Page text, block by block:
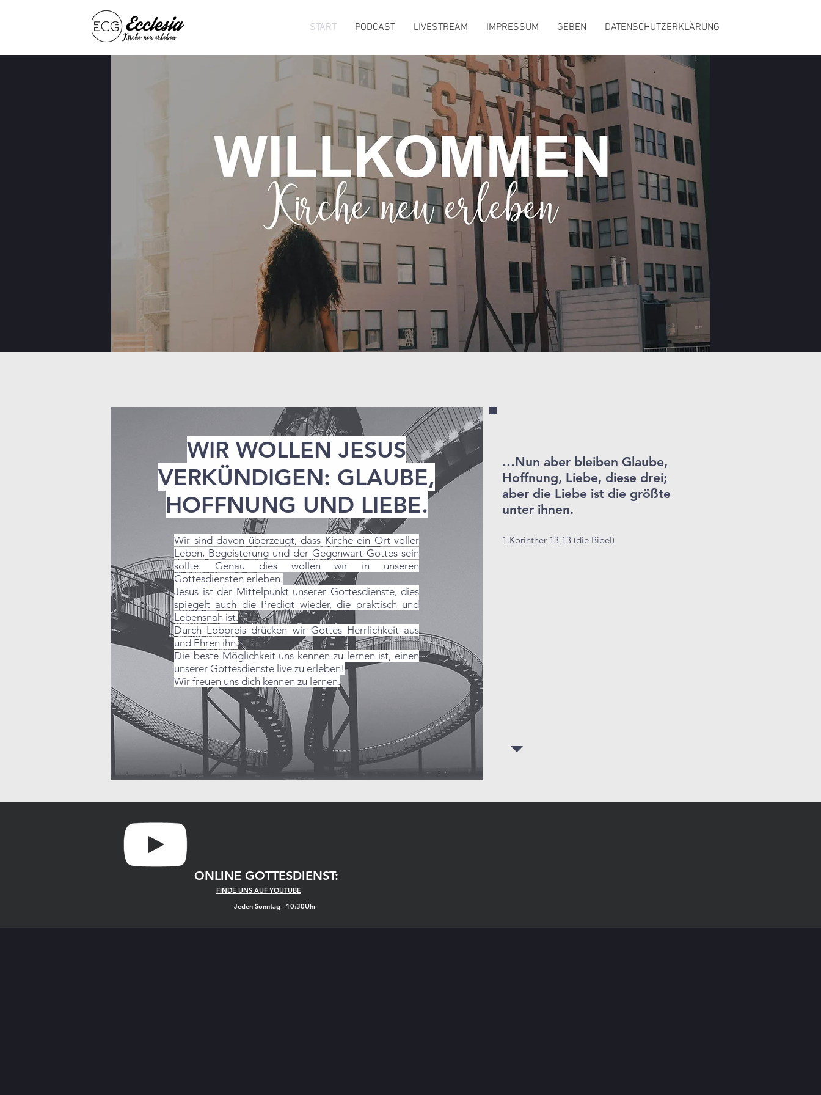
START PODCAST LIVESTREAM IMPRESSUM GEBEN DATENSCHUTZERKLÄRUNG
WIR WOLLEN JESUS
VERKÜNDIGEN: GLAUBE,
HOFFNUNG UND LIEBE.
Wir sind davon überzeugt, dass Kirche ein Ort voller
Leben, Begeisterung und der Gegenwart Gottes sein
sollte. Genau dies wollen wir in unseren
Gottesdiensten erleben.
Jesus ist der Mittelpunkt unserer Gottesdienste, dies
spiegelt auch die Predigt wieder, die praktisch und
Lebensnah ist.
Durch Lobpreis drücken wir Gottes Herrlichkeit aus
und Ehren ihn.
Die beste Möglichkeit uns kennen zu lernen ist, einen
unserer Gottesdienste live zu erleben!
Wir freuen uns dich kennen zu lernen.
…Nun aber bleiben Glaube,
Hoffnung, Liebe, diese drei;
aber die Liebe ist die größte
unter ihnen.
1.Korinther 13,13 (die Bibel)
ONLINE GOTTESDIENST:
FINDE UNS AUF YOUTUBE
Jeden Sonntag - 10:30Uhr